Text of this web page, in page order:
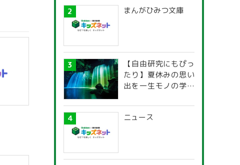
まんがひみつ文庫
【自由研究にもぴっ
たり】夏休みの思い
出を一生モノの学び
探究ガイド
ニュース